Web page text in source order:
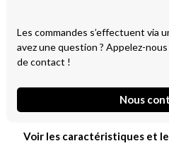
Les commandes s’effectuent via
avez une question ? Appelez-
de contact !
Nous
Voir les caractéristiques et